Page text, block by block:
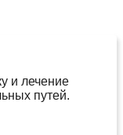
и лечение
путей.